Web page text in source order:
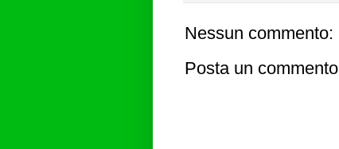
Nessun commento:
Posta un commento